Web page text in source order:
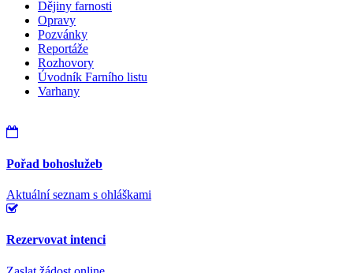
Dějiny farnosti
Opravy
Pozvánky
Reportáže
Rozhovory
Úvodník Farního listu
Varhany
Pořad bohoslužeb
Aktuální seznam s ohláškami
Rezervovat intenci